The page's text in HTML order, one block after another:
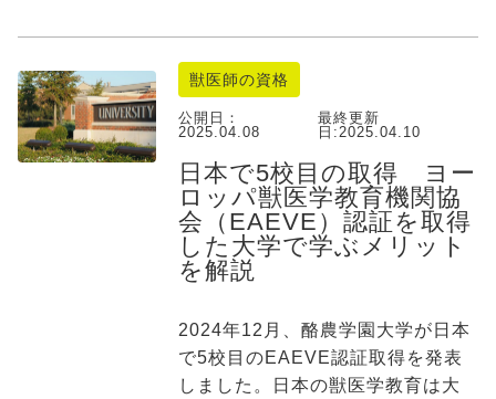
獣医師の資格
公開日：
2025.04.08
最終更新
日:2025.04.10
日本で5校目の取得 ヨー
ロッパ獣医学教育機関協
会（EAEVE）認証を取得
した大学で学ぶメリット
を解説
2024年12月、酪農学園大学が日本
で5校目のEAEVE認証取得を発表
しました。日本の獣医学教育は大